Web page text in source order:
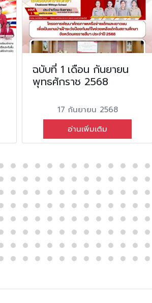
ฉบับที่ 1 เดือน กันยายน
พุทธศักราช 2568
17 กันยายน 2568
อ่านเพิ่มเติม